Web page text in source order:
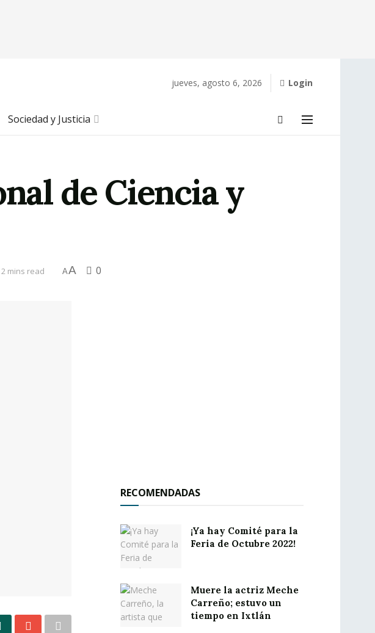
jueves, agosto 6, 2026 Login
Sociedad y Justicia
de Ciencia y
mins read AA 0
RECOMENDADAS
¡Ya hay Comité para la
Feria de Octubre 2022!
Muere la actriz Meche
Carreño; estuvo un
tiempo en Ixtlán